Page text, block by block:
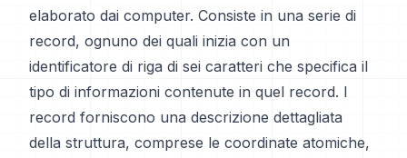
elaborato dai computer. Consiste in una serie di
record, ognuno dei quali inizia con un
identificatore di riga di sei caratteri che specifica il
tipo di informazioni contenute in quel record. I
record forniscono una descrizione dettagliata
della struttura, comprese le coordinate atomiche,